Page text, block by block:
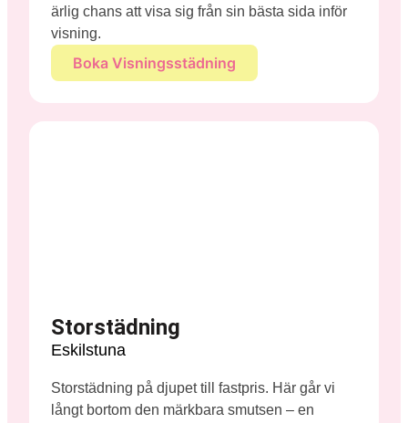
ärlig chans att visa sig från sin bästa sida inför
visning.
Boka Visningsstädning
Storstädning
Eskilstuna
Storstädning på djupet till fastpris. Här går vi
långt bortom den märkbara smutsen – en